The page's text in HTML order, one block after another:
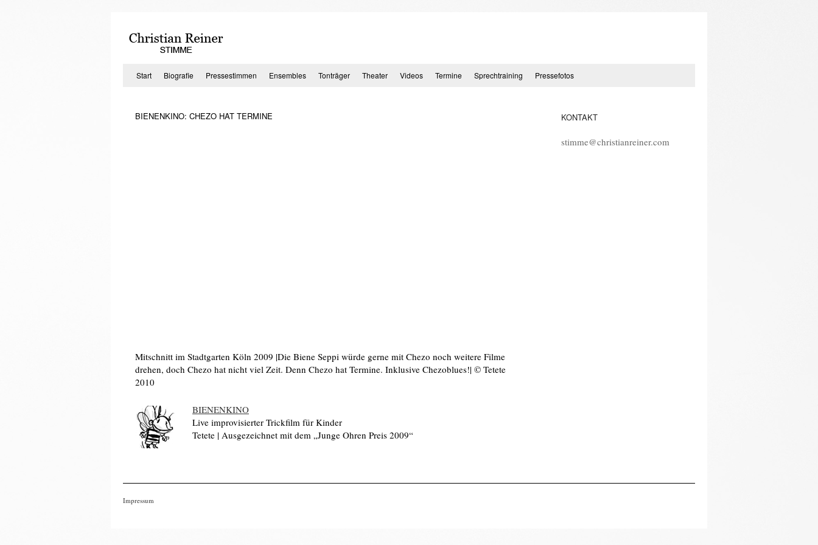
springen
Start Biografie Pressestimmen Ensembles Tonträger Theater Videos Termine Sprechtraining Pressefotos
BIENENKINO: CHEZO HAT TERMINE
Mitschnitt im Stadtgarten Köln 2009 |Die Biene Seppi würde gerne mit Chezo noch weitere Filme
drehen, doch Chezo hat nicht viel Zeit. Denn Chezo hat Termine. Inklusive Chezoblues!| © Tetete
2010
BIENENKINO
Live improvisierter Trickfilm für Kinder
Tetete | Ausgezeichnet mit dem „Junge Ohren Preis 2009“
KONTAKT
stimme@christianreiner.com
Impressum